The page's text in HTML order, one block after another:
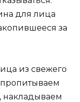
для лица
за
из свежего
накладываем